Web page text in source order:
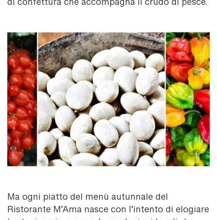
di confettura che accompagna il crudo di pesce.
Ma ogni piatto del menù autunnale del
Ristorante M’Ama nasce con l’intento di elogiare